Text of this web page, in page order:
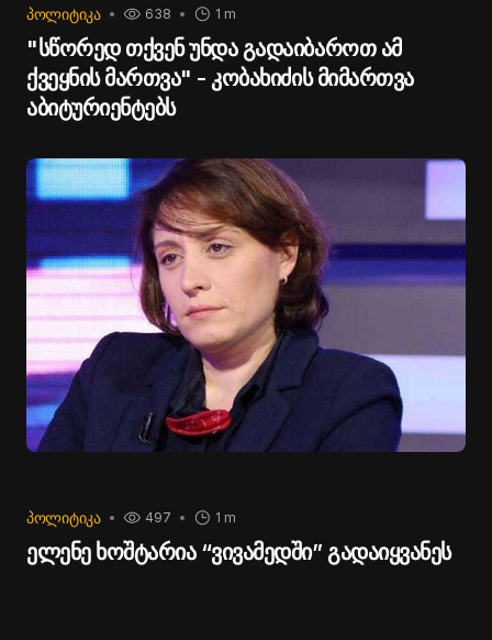
ᲞᲝᲚᲘᲢᲘᲙᲐ 1 m
638
"სწორედ თქვენ უნდა გადაიბაროთ ამ
ქვეყნის მართვა" - კობახიძის მიმართვა
აბიტურიენტებს
ᲞᲝᲚᲘᲢᲘᲙᲐ 1 m
497
ელენე ხოშტარია “ვივამედში” გადაიყვანეს